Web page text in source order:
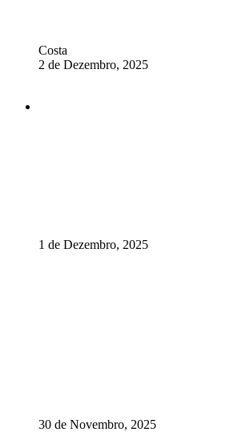
Costa
2 de Dezembro, 2025
1 de Dezembro, 2025
30 de Novembro, 2025